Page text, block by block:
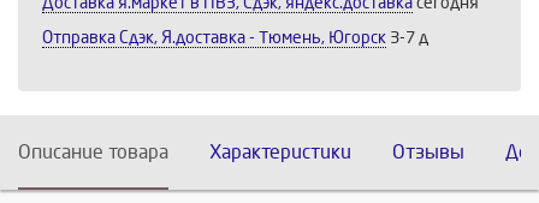
Отправка Сдэк, Я.доставка - Тюмень, Югорск 3-7 д
Описание товара Характеристики Отзывы